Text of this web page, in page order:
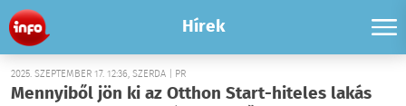
Hírek
2025. SZEPTEMBER 17. 12:36, SZERDA | PR
Mennyiből jön ki az Otthon Start-hiteles lakás